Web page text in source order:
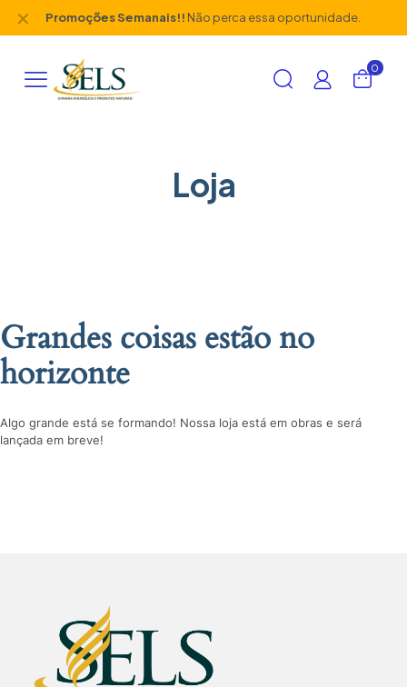
Promoções Semanais!! Não perca essa oportunidade.
✕
0
Loja
Grandes coisas estão no
horizonte
Algo grande está se formando! Nossa loja está em obras e será
lançada em breve!